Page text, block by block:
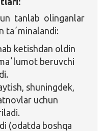
tanlab olinganlar
taʼminalandi:
ketishdan oldin
beruvchi
shuningdek,
uchun
(odatda boshqa